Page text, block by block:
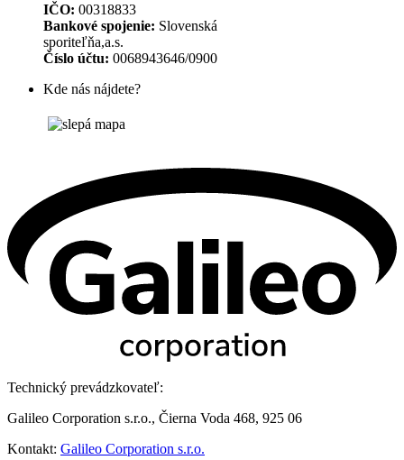
IČO: 00318833
Bankové spojenie: Slovenská
sporiteľňa,a.s.
Číslo účtu: 0068943646/0900
Kde nás nájdete?
Technický prevádzkovateľ:
Galileo Corporation s.r.o., Čierna Voda 468, 925 06
Kontakt: Galileo Corporation s.r.o.